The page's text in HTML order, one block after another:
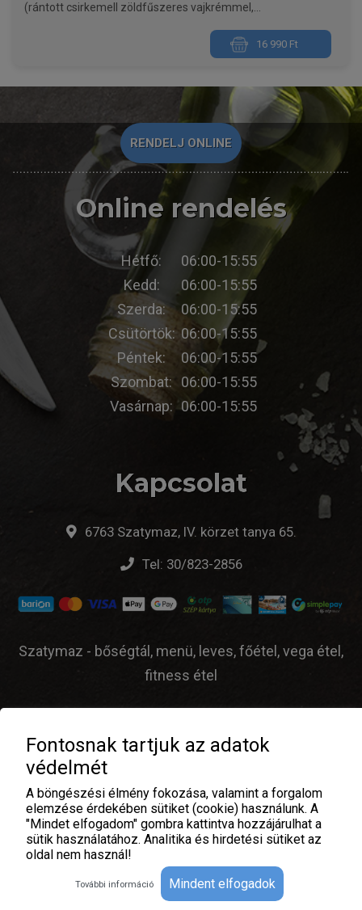
(rántott csirkemell zöldfűszeres vajkrémmel,
vöröshagymával, sonkáva, csemegeuborkával,
mangalica kolbásszal töltött sertéskaraj,
lilahagymával-juhtúróval-baconnel sütött
csirkemell, baconbe göngyölt szűzérmék erdei
gombás raguval, kentucky csirkemell szalagok,
vegyes köret
A rendelést legkésőbb előző nap tudjuk felvenni!
16 990 Ft
RENDELJ ONLINE
Online rendelés
Hétfő:
06:00-15:55
Kedd:
06:00-15:55
Szerda:
06:00-15:55
Csütörtök: 06:00-15:55
Péntek:
06:00-15:55
Szombat:
06:00-15:55
Vasárnap: 06:00-15:55
Kapcsolat
6763 Szatymaz, IV. körzet tanya 65.
Tel: 30/823-2856
Szatymaz - bőségtál, menü, leves, főétel, vega étel,
fitness étel
© Gourmet Food Plus Ételfutár - 2026 |
Fontosnak tartjuk az adatok
védelmét
A böngészési élmény fokozása, valamint a forgalom
elemzése érdekében sütiket (cookie) használunk. A
"Mindet elfogadom" gombra kattintva hozzájárulhat a
sütik használatához. Analitika és hirdetési sütiket az
oldal nem használ!
További információ Mindent elfogadok